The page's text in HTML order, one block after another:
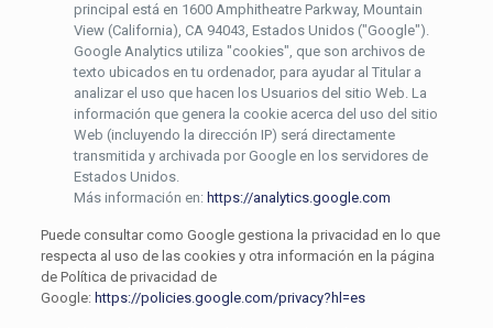
principal está en 1600 Amphitheatre Parkway, Mountain
View (California), CA 94043, Estados Unidos ("Google").
Google Analytics utiliza "cookies", que son archivos de
texto ubicados en tu ordenador, para ayudar al Titular a
analizar el uso que hacen los Usuarios del sitio Web. La
información que genera la cookie acerca del uso del sitio
Web (incluyendo la dirección IP) será directamente
transmitida y archivada por Google en los servidores de
Estados Unidos.
Más información en: https://analytics.google.com
Puede consultar como Google gestiona la privacidad en lo que
respecta al uso de las cookies y otra información en la página
de Política de privacidad de
Google: https://policies.google.com/privacy?hl=es